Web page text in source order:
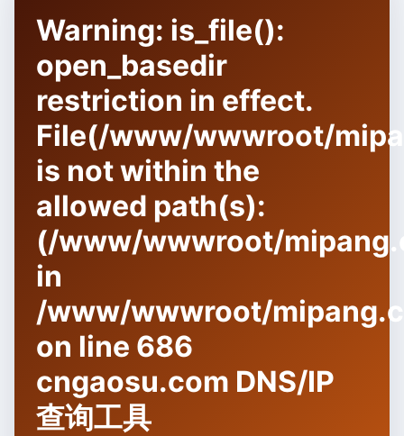
Warning: is_file():
open_basedir
restriction in effect.
File(/www/wwwroot/
is not within the
allowed path(s):
(/www/wwwroot/
in
/www/wwwroot/
on line 686
cngaosu.com DNS/IP
查询工具